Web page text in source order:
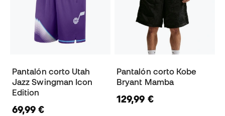
Pantalón corto Utah
Jazz Swingman Icon
Edition
69,99 €
Pantalón corto Kobe
Bryant Mamba
129,99 €